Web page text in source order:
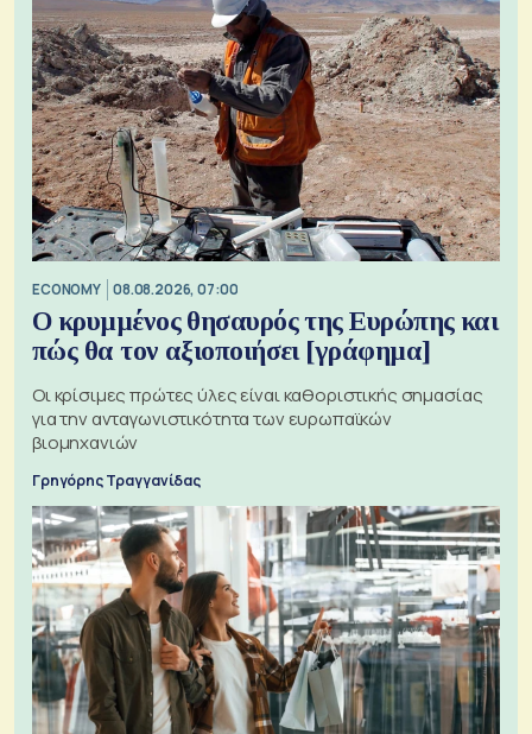
ECONOMY 08.08.2026, 07:00
Ο κρυμμένος θησαυρός της Ευρώπης και
πώς θα τον αξιοποιήσει [γράφημα]
Οι κρίσιμες πρώτες ύλες είναι καθοριστικής σημασίας
για την ανταγωνιστικότητα των ευρωπαϊκών
βιομηχανιών
Γρηγόρης Τραγγανίδας